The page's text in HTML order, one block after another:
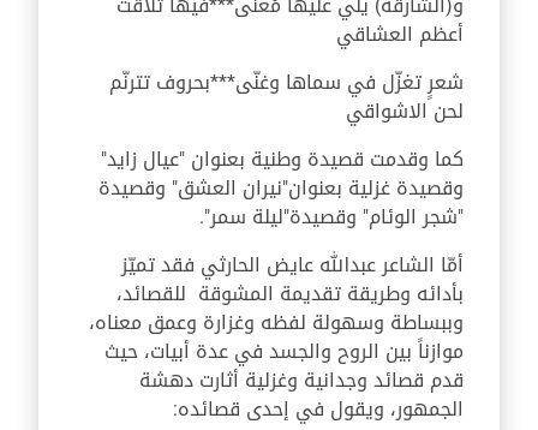
أعظم العشاقي
شعرٍ تغزّل في سماها وغنّی***بحروف تترنّم
لحن الاشواقي
كما وقدمت قصيدة وطنية بعنوان "عيال زايد"
وقصيدة غزلية بعنوان"نيران العشق" وقصيدة
"شجر الوئام" وقصيدة"ليلة سمر".
أمّا الشاعر عبدالله عايض الحارثي فقد تميّز
بأدائه وطريقة تقديمة المشوقة للقصائد،
وببساطة وسهولة لفظه وغزارة وعمق معناه،
موازناً بين الروح والجسد في عدة أبيات، حيث
قدم قصائد وجدانية وغزلية أثارت دهشة
الجمهور، ويقول في إحدى قصائده: